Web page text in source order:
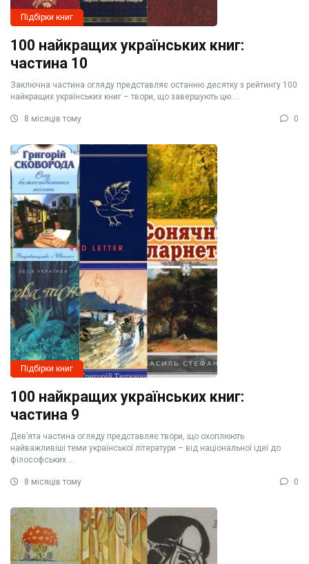
Підбірки книг
100 найкращих українських книг:
частина 10
Заключна частина огляду представляє останню десятку з рейтингу 100
найкращих українських книг – твори, що завершують цю ...
8 місяців тому 0
Підбірки книг
100 найкращих українських книг:
частина 9
Дев’ята частина огляду представляє твори, що охоплюють
найважливіші теми української літератури – від національної ідеї до
філософських ...
8 місяців тому 0